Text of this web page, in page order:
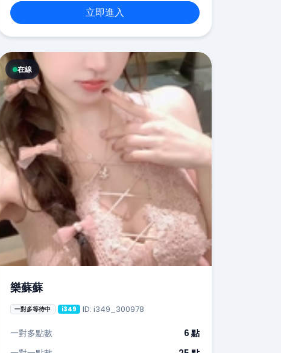
立即進入
在線
樂蘇蘇
一對多等待中 i349 ID: i349_300978
一對多點數
6 點